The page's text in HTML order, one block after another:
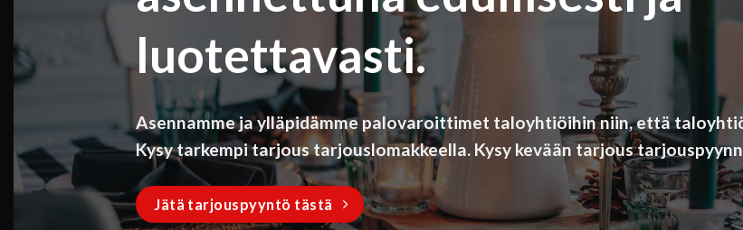
luotettavasti.
Asennamme ja ylläpidämme palovaroittimet taloyhtiöihin niin, että
Kysy tarkempi tarjous tarjouslomakkeella. Kysy kevään tarjous
Jätä tarjouspyyntö tästä